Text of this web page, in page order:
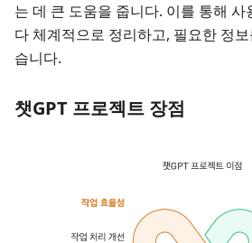
는 데 큰 도움을 줍니다. 이를 통해
다 체계적으로 정리하고, 필요한 정
습니다.
챗GPT 프로젝트 장점